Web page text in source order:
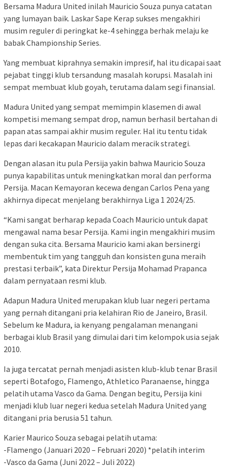
Bersama Madura United inilah Mauricio Souza punya catatan
yang lumayan baik. Laskar Sape Kerap sukses mengakhiri
musim reguler di peringkat ke-4 sehingga berhak melaju ke
babak Championship Series.
Yang membuat kiprahnya semakin impresif, hal itu dicapai saat
pejabat tinggi klub tersandung masalah korupsi. Masalah ini
sempat membuat klub goyah, terutama dalam segi finansial.
Madura United yang sempat memimpin klasemen di awal
kompetisi memang sempat drop, namun berhasil bertahan di
papan atas sampai akhir musim reguler. Hal itu tentu tidak
lepas dari kecakapan Mauricio dalam meracik strategi.
Dengan alasan itu pula Persija yakin bahwa Mauricio Souza
punya kapabilitas untuk meningkatkan moral dan performa
Persija. Macan Kemayoran kecewa dengan Carlos Pena yang
akhirnya dipecat menjelang berakhirnya Liga 1 2024/25.
“Kami sangat berharap kepada Coach Mauricio untuk dapat
mengawal nama besar Persija. Kami ingin mengakhiri musim
dengan suka cita. Bersama Mauricio kami akan bersinergi
membentuk tim yang tangguh dan konsisten guna meraih
prestasi terbaik”, kata Direktur Persija Mohamad Prapanca
dalam pernyataan resmi klub.
Adapun Madura United merupakan klub luar negeri pertama
yang pernah ditangani pria kelahiran Rio de Janeiro, Brasil.
Sebelum ke Madura, ia kenyang pengalaman menangani
berbagai klub Brasil yang dimulai dari tim kelompok usia sejak
2010.
Ia juga tercatat pernah menjadi asisten klub-klub tenar Brasil
seperti Botafogo, Flamengo, Athletico Paranaense, hingga
pelatih utama Vasco da Gama. Dengan begitu, Persija kini
menjadi klub luar negeri kedua setelah Madura United yang
ditangani pria berusia 51 tahun.
Karier Maurico Souza sebagai pelatih utama:
-Flamengo (Januari 2020 – Februari 2020) *pelatih interim
-Vasco da Gama (Juni 2022 – Juli 2022)